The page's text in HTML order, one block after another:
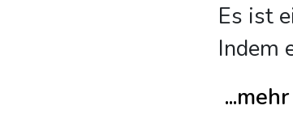
Es ist
Indem
...mehr